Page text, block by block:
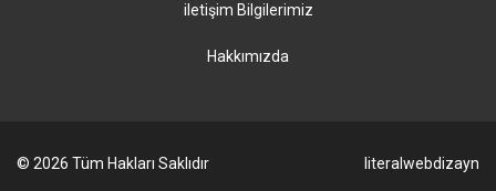
iletişim Bilgilerimiz
Hakkımızda
© 2026 Tüm Hakları Saklıdır literalwebdizayn